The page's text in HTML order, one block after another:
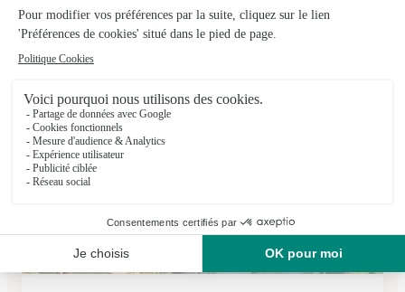
Valette-Pesme
★★★★★4.7 (52)
Voir la boutique